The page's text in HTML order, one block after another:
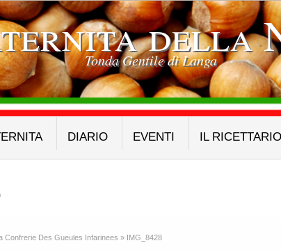
della
Tonda Gentile di Langa
DIARIO EVENTI IL RICETTARIO
Confrerie Des Gueules Infarinees » IMG_8428